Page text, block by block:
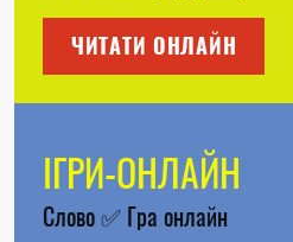
ЧИТАТИ ОНЛАЙН
ІГРИ-ОНЛАЙН
Слово✅ Гра онлайн